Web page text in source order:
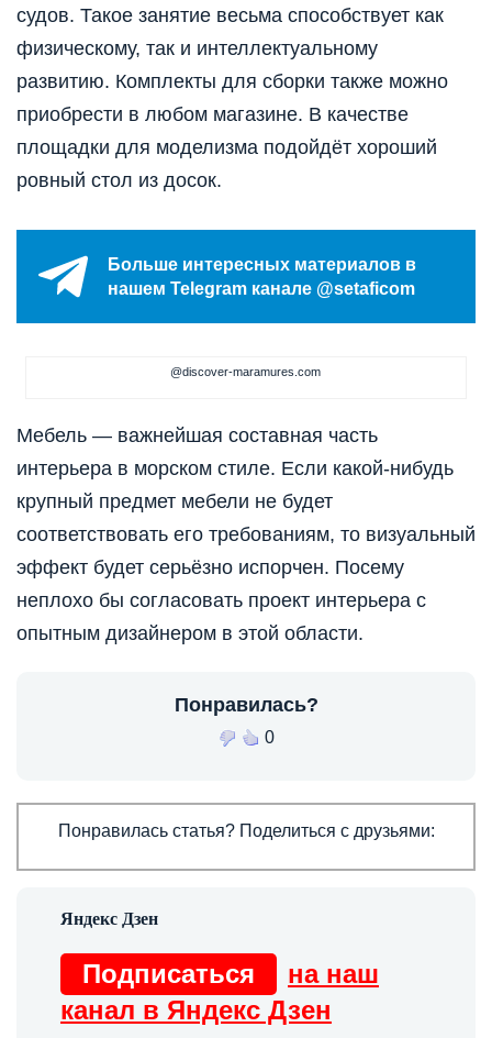
судов. Такое занятие весьма способствует как
физическому, так и интеллектуальному
развитию. Комплекты для сборки также можно
приобрести в любом магазине. В качестве
площадки для моделизма подойдёт хороший
ровный стол из досок.
Больше интересных материалов в
нашем Telegram канале @setaficom
@discover-maramures.com
Мебель — важнейшая составная часть
интерьера в морском стиле. Если какой-нибудь
крупный предмет мебели не будет
соответствовать его требованиям, то визуальный
эффект будет серьёзно испорчен. Посему
неплохо бы согласовать проект интерьера с
опытным дизайнером в этой области.
Понравилась?
0
Понравилась статья? Поделиться с друзьями:
Подписаться
на наш
канал в Яндекс Дзен